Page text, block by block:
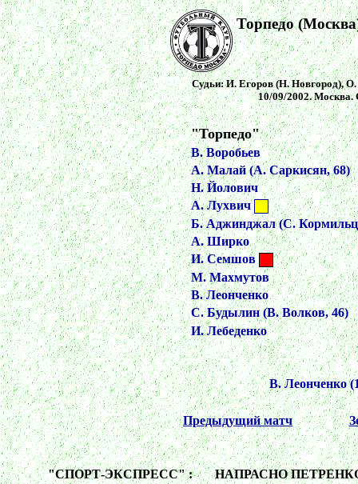
Торпедо
Судьи: И. Егоров (Н. Новгород),О.
10/09/2002. Москва.
"Торпедо"
В. Воробьев
А. Малай (А. Саркисян, 68)
Н. Йолович
А. Лухвич
Б. Аджинджал (С.
А. Ширко
И. Семшов
М. Махмутов
В. Леонченко
С. Будылин (В. Волков, 46)
И. Лебеденко
В. Леонченко
Предыдущий матч
"СПОРТ-ЭКСПРЕСС" : НАПРАСНО